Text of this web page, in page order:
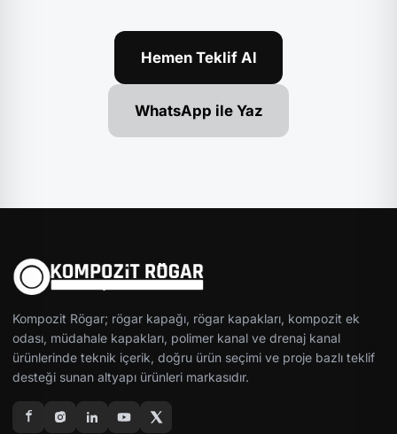
Hemen Teklif Al
WhatsApp ile Yaz
Kompozit Rögar; rögar kapağı, rögar kapakları, kompozit ek
odası, müdahale kapakları, polimer kanal ve drenaj kanal
ürünlerinde teknik içerik, doğru ürün seçimi ve proje bazlı teklif
desteği sunan altyapı ürünleri markasıdır.